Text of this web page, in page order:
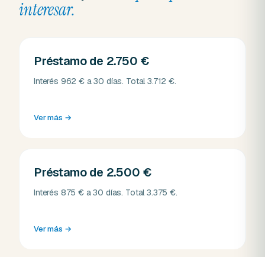
interesar.
Préstamo de 2.750 €
Interés 962 € a 30 días. Total 3.712 €.
Ver más →
Préstamo de 2.500 €
Interés 875 € a 30 días. Total 3.375 €.
Ver más →